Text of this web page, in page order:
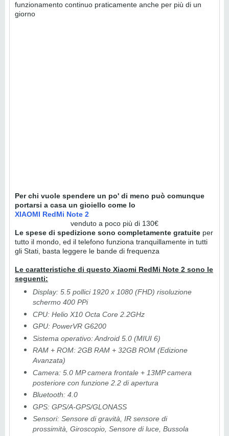
funzionamento continuo praticamente anche per più di un
giorno
Per chi vuole spendere un po' di meno può comunque
portarsi a casa un gioiello come lo
XIAOMI RedMi Note 2
venduto a poco più di 130€
Le spese di spedizione sono completamente gratuite per
tutto il mondo, ed il telefono funziona tranquillamente in tutti
gli Stati, basta leggere le bande di frequenza
Le caratteristiche di questo Xiaomi RedMi Note 2 sono le
seguenti:
Display: 5.5 pollici 1920 x 1080 (FHD) risoluzione
schermo 400 PPi
CPU: Helio X10 Octa Core 2.2GHz
GPU: PowerVR G6200
Sistema operativo: Android 5.0 (MIUI 6)
RAM + ROM: 2GB RAM + 32GB ROM (Edizione
Avanzata)
Camera: 5.0 MP camera frontale + 13MP camera
posteriore con funzione 2.2 di apertura
Bluetooth: 4.0
GPS: GPS/A-GPS/GLONASS
Sensori: Sensore di gravità, IR sensore di
prossimità, Giroscopio, Sensore di luce, Bussola